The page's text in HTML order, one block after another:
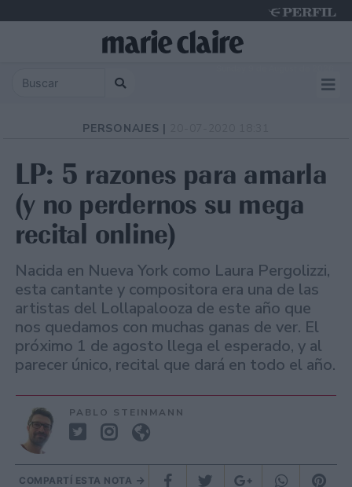
PERSONAJES |
LP: 5 razones para amarla
(y no perdernos su mega
recital online)
Nacida en Nueva York como Laura Pergolizzi,
esta cantante y compositora era una de las
artistas del Lollapalooza de este año que
nos quedamos con muchas ganas de ver. El
próximo 1 de agosto llega el esperado, y al
parecer único, recital que dará en todo el año.
PABLO STEINMANN
COMPARTÍ ESTA NOTA